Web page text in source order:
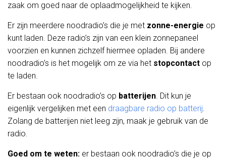
zaak om goed naar de oplaadmogelijkheid te kijken.
Er zijn meerdere noodradio’s die je met zonne-energie op
kunt laden. Deze radio’s zijn van een klein zonnepaneel
voorzien en kunnen zichzelf hiermee opladen. Bij andere
noodradio’s is het mogelijk om ze via het stopcontact op
te laden.
Er bestaan ook noodradio’s op batterijen. Dit kun je
eigenlijk vergelijken met een draagbare radio op batterij.
Zolang de batterijen niet leeg zijn, maak je gebruik van de
radio.
Goed om te weten: er bestaan ook noodradio’s die je op